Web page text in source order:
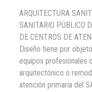
ARQUITECTURA
SANITARIO PÚBLICO
DE CENTROS DE
Diseño tiene por
equipos profesionales
arquitectónico o
atención primaria del